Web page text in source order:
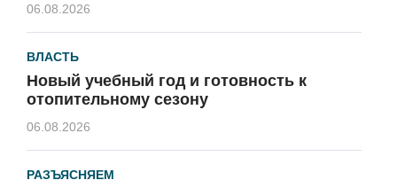
06.08.2026
ВЛАСТЬ
Новый учебный год и готовность к
отопительному сезону
06.08.2026
РАЗЪЯСНЯЕМ